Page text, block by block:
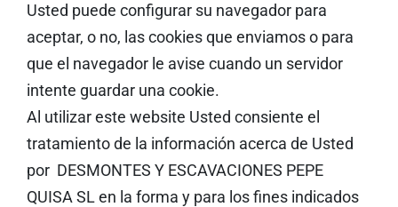
Usted puede configurar su navegador para
aceptar, o no, las cookies que enviamos o para
que el navegador le avise cuando un servidor
intente guardar una cookie.
Al utilizar este website Usted consiente el
tratamiento de la información acerca de Usted
por DESMONTES Y ESCAVACIONES PEPE
QUISA SL en la forma y para los fines indicados